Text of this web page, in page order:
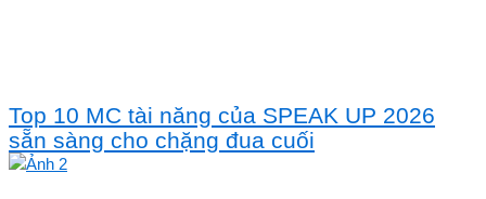
Top 10 MC tài năng của SPEAK UP 2026
sẵn sàng cho chặng đua cuối